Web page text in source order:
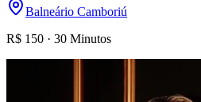
Balneário Camboriú
R$ 150 · 30 Minutos